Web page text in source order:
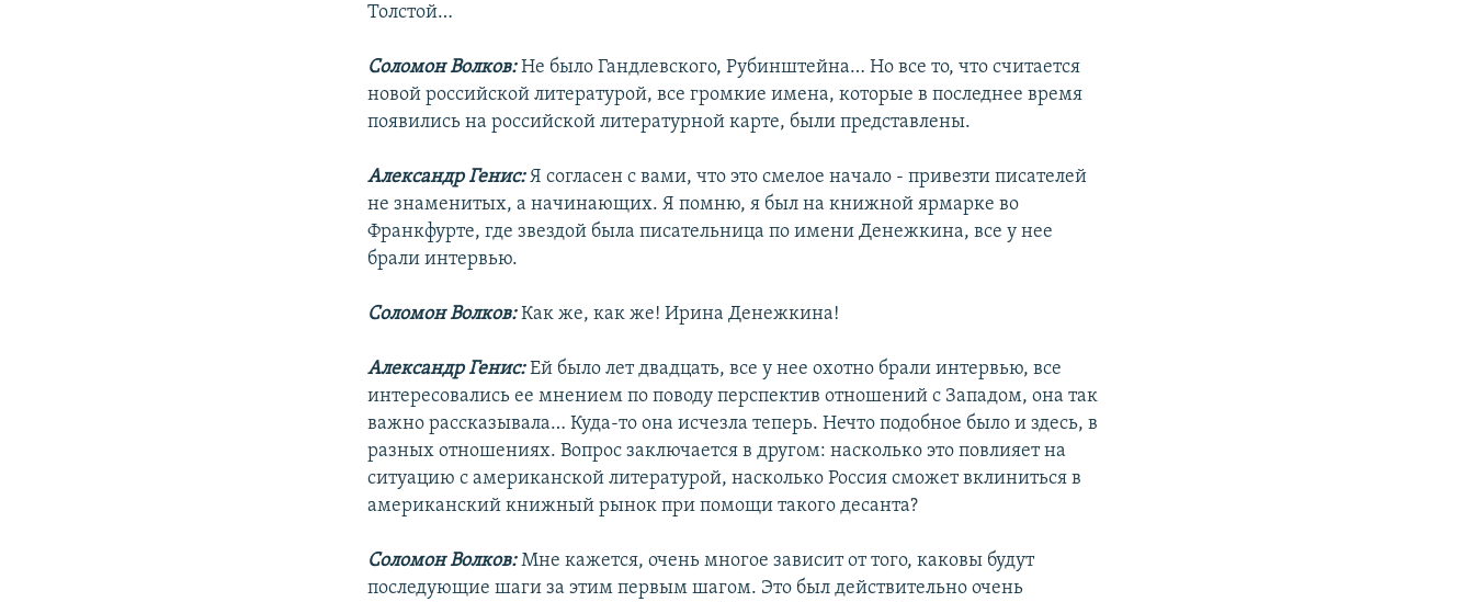
Толстой…
Соломон Волков:Не было Гандлевского, Рубинштейна… Но все то, что считается
новой российской литературой, все громкие имена, которые в последнее время
появились на российской литературной карте, были представлены.
Александр Генис:Я согласен с вами, что это смелое начало - привезти писателей
не знаменитых, а начинающих. Я помню, я был на книжной ярмарке во
Франкфурте, где звездой была писательница по имени Денежкина, все у нее
брали интервью.
Соломон Волков:Как же, как же! Ирина Денежкина!
Александр Генис:Ей было лет двадцать, все у нее охотно брали интервью, все
интересовались ее мнением по поводу перспектив отношений с Западом, она так
важно рассказывала… Куда-то она исчезла теперь. Нечто подобное было и здесь, в
разных отношениях. Вопрос заключается в другом: насколько это повлияет на
ситуацию с американской литературой, насколько Россия сможет вклиниться в
американский книжный рынок при помощи такого десанта?
Соломон Волков:Мне кажется, очень многое зависит от того, каковы будут
последующие шаги за этим первым шагом. Это был действительно очень